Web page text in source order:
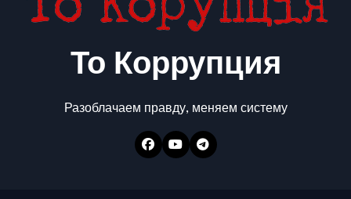
То Коррупция
Разоблачаем правду, меняем систему